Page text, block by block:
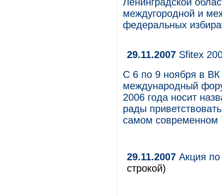
междугородной и
федеральных
29.11.2007 Sfitex
С 6 по 9 ноября в
международный
2006 года носит
рады
самом современном
29.11.2007 Акция
строкой)